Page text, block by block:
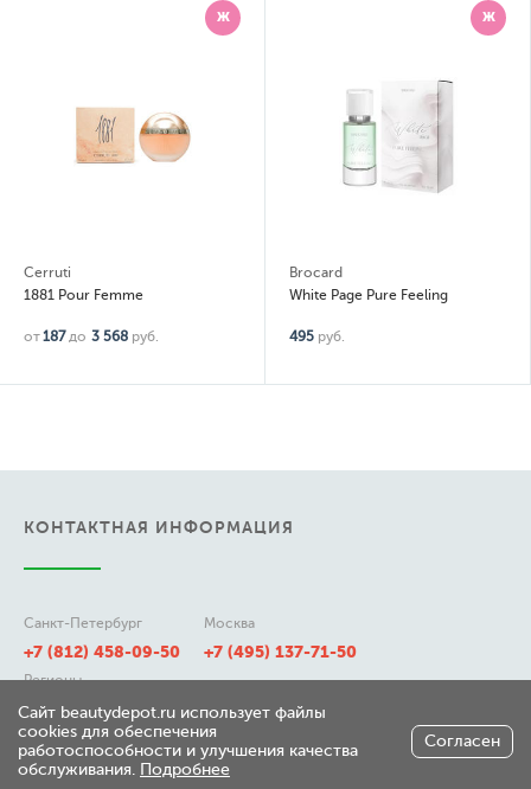
Pour Femme
187 до3 568 руб.
Brocard
White Page Pure Feeling
руб.
КОНТАКТНАЯ ИНФОРМАЦИЯ
Санкт-Петербург
+7 (812) 458-09-50
Москва
+7 (495) 137-71-50
Регионы
8 (800) 511-21-50
197348, г. Санкт-Петербург,
Сайт beautydepot.ru использует файлы
cookies для обеспечения
работоспособности и улучшения качества
обслуживания. Подробнее
Согласен